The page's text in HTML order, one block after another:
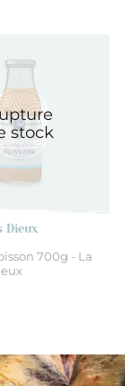
stock
Dieux
700g - La